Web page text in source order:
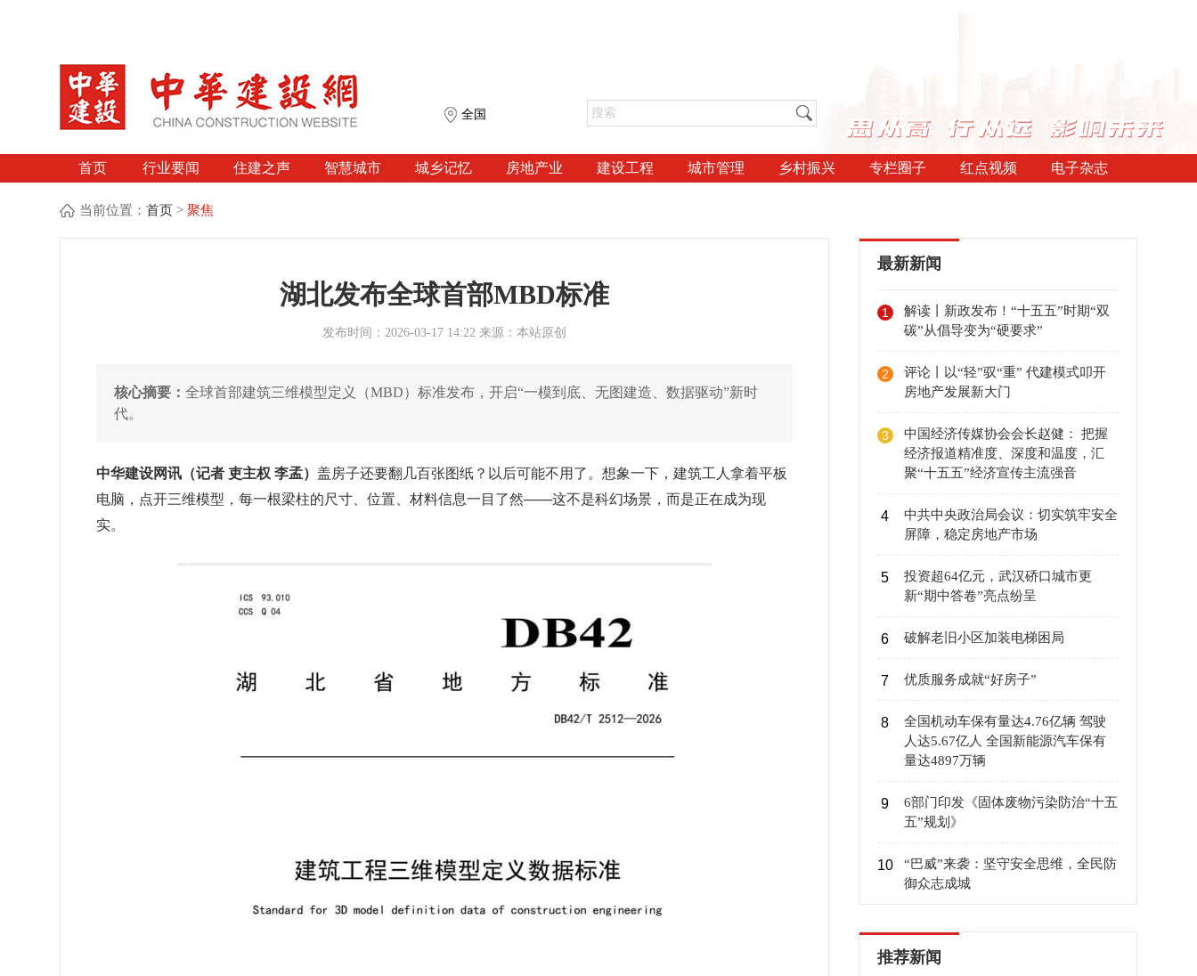
全国
首页 行业要闻 住建之声 智慧城市 城乡记忆 房地产业 建设工程 城市管理 乡村振兴 专栏圈子 红点视频 电子杂志
当前位置：首页 >聚焦
湖北发布全球首部MBD标准
发布时间：2026-03-17 14:22 来源：本站原创
核心摘要：全球首部建筑三维模型定义（MBD）标准发布，开启“一模到底、无图建造、数据驱动”新时
代。
中华建设网讯（记者 吏主权 李孟）盖房子还要翻几百张图纸？以后可能不用了。想象一下，建筑工人拿着平板
电脑，点开三维模型，每一根梁柱的尺寸、位置、材料信息一目了然——这不是科幻场景，而是正在成为现
实。
最新新闻
1
解读丨新政发布！“十五五”时期“双
碳”从倡导变为“硬要求”
2
评论丨以“轻”驭“重” 代建模式叩开
房地产发展新大门
3
中国经济传媒协会会长赵健： 把握
经济报道精准度、深度和温度，汇
聚“十五五”经济宣传主流强音
4
中共中央政治局会议：切实筑牢安全
屏障，稳定房地产市场
5
投资超64亿元，武汉硚口城市更
新“期中答卷”亮点纷呈
6 破解老旧小区加装电梯困局
7 优质服务成就“好房子”
8
全国机动车保有量达4.76亿辆 驾驶
人达5.67亿人 全国新能源汽车保有
量达4897万辆
9
6部门印发《固体废物污染防治“十五
五”规划》
10
“巴威”来袭：坚守安全思维，全民防
御众志成城
推荐新闻